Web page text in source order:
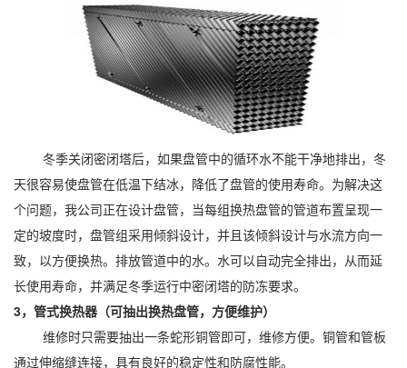
冬季关闭密闭塔后，如果盘管中的循环水不能干净地排出，冬
天很容易使盘管在低温下结冰，降低了盘管的使用寿命。为解决这
个问题，我公司正在设计盘管，当每组换热盘管的管道布置呈现一
定的坡度时，盘管组采用倾斜设计，并且该倾斜设计与水流方向一
致，以方便换热。排放管道中的水。水可以自动完全排出，从而延
长使用寿命，并满足冬季运行中密闭塔的防冻要求。
3，管式换热器（可抽出换热盘管，方便维护）
维修时只需要抽出一条蛇形铜管即可，维修方便。铜管和管板
通过伸缩缝连接，具有良好的稳定性和防腐性能。